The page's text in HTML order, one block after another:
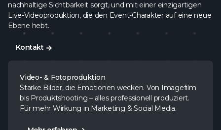
nachhaltige Sichtbarkeit sorgt, und mit einer einzigartigen
Live-Videoproduktion, die den Event-Charakter auf eine neue
Ebene hebt.
Kontakt
Video- & Fotoproduktion
Starke Bilder, die Emotionen wecken. Von Imagefilm
bis Produktshooting – alles professionell produziert.
Für mehr Wirkung in Marketing & Social Media.